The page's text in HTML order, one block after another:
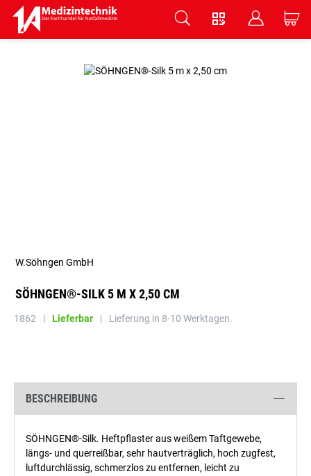
V B C
SÖHNGEN®-SILK 5 M X 2,50 CM
W.Söhngen GmbH
1862 | Lieferbar | Lieferung in 8-10 Werktagen.
BESCHREIBUNG
SÖHNGEN®-Silk. Heftpflaster aus weißem Taftgewebe,
längs- und querreißbar, sehr hautverträglich, hoch zugfest,
luftdurchlässig, schmerzlos zu entfernen, leicht zu